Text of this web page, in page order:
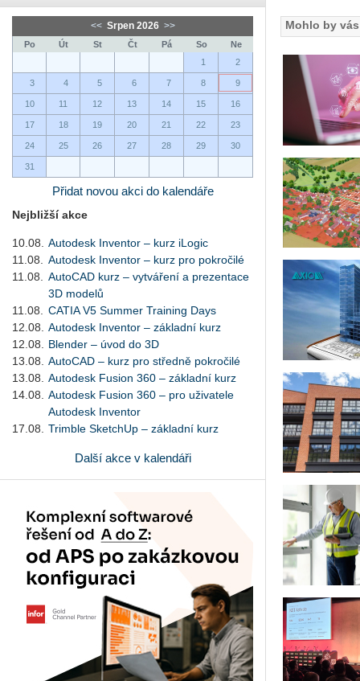
<< Srpen 2026 >>
Po Út St Čt Pá So
Ne
1
2
3 4 5 6 7 8 9
10 11 12 13 14 15 16
17 18 19 20 21 22 23
24 25 26 27 28 29 30
31
Přidat novou akci do kalendáře
Nejbližší akce
10.08.
Autodesk Inventor – kurz iLogic
11.08.
Autodesk Inventor – kurz pro pokročilé
11.08.
AutoCAD kurz – vytváření a prezentace
3D modelů
11.08.
CATIA V5 Summer Training Days
12.08.
Autodesk Inventor – základní kurz
12.08.
Blender – úvod do 3D
13.08.
AutoCAD – kurz pro středně pokročilé
13.08.
Autodesk Fusion 360 – základní kurz
14.08.
Autodesk Fusion 360 – pro uživatele
Autodesk Inventor
17.08.
Trimble SketchUp – základní kurz
Další akce v kalendáři
Mohlo by